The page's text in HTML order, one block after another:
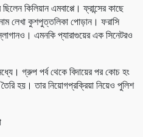
কিলিয়ান এমবাপ্পে। ফ্রান্সের কাছে
নাম লেখা কুশপুত্তলিকা পোড়ান। ফরাসি
এমনকি প্যারাগুয়ের এক সিনেটরও
গ্রুপ পর্ব থেকে বিদায়ের পর কোচ হং
হয়। তার নিয়োগপ্রক্রিয়া নিয়েও পুলিশ